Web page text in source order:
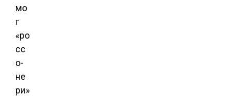
мо
г
«ро
сс
о-
не
ри»